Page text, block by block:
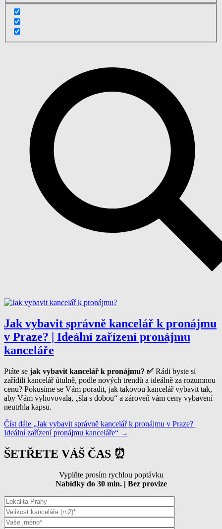
Jak vybavit správně kancelář k pronájmu
v Praze? | Ideální zařízení pronájmu
kanceláře
Ptáte se jak vybavit kancelář k pronájmu? ✅ Rádi byste si
zařídili kancelář útulně, podle nových trendů a ideálně za rozumnou
cenu? Pokusíme se Vám poradit, jak takovou kancelář vybavit tak,
aby Vám vyhovovala, „šla s dobou“ a zároveň vám ceny vybavení
neutrhla kapsu.
Číst dále „Jak vybavit správně kancelář k pronájmu v Praze? |
Ideální zařízení pronájmu kanceláře“ →
ŠETŘETE VÁŠ ČAS ⏰
Vyplňte prosím rychlou poptávku
Nabídky do 30 min. | Bez provize